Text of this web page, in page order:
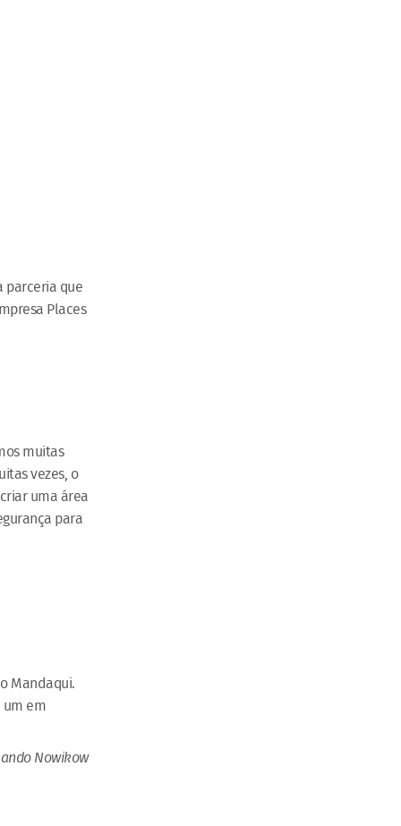
parceria que
Places
muitas
vezes, o
uma área
para
Mandaqui.
um em
Nowikow